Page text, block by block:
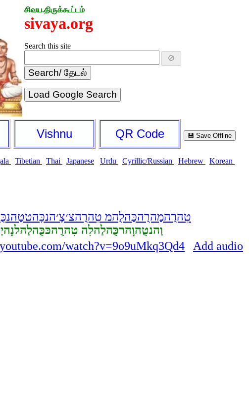
சிவய.திருக்கூட்டம்
sivaya.org
Search this site
🚫
Load Google Search
Vishnu QR Code 💾 Save Offline
Tibetian Thai Japanese Urdu Cyrillic/Russian Hebrew Korean
טִהרֻהמַהרֻהכַּהלֻהמ
וַהנטֻהוָהרכֻּהלַהלִה
watch?v=9o9uMkq3Qd4
Add audio